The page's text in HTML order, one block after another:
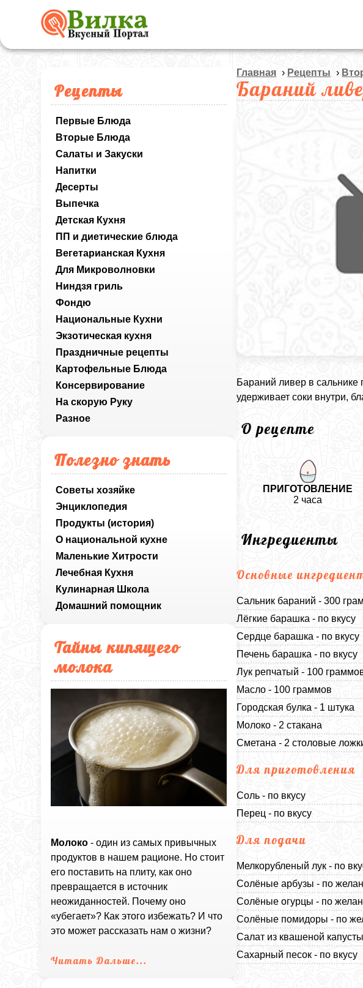
Рецепты
Первые Блюда
Вторые Блюда
Салаты и Закуски
Напитки
Десерты
Выпечка
Детская Кухня
ПП и диетические блюда
Вегетарианская Кухня
Для Микроволновки
Ниндзя гриль
Фондю
Национальные Кухни
Экзотическая кухня
Праздничные рецепты
Картофельные Блюда
Консервирование
На скорую Руку
Разное
Полезно знать
Советы хозяйке
Энциклопедия
Продукты (история)
О национальной кухне
Маленькие Хитрости
Лечебная Кухня
Кулинарная Школа
Домашний помощник
Тайны кипящего
молока
Молоко - один из самых привычных
продуктов в нашем рационе. Но стоит
его поставить на плиту, как оно
превращается в источник
неожиданностей. Почему оно
«убегает»? Как этого избежать? И что
это может рассказать нам о жизни?
Читать Дальше...
Главная › Рецепты ›
Бараний
Бараний ливер в
удерживает соки внутри,
О рецепте
ПРИГОТОВЛЕНИЕ
2 часа
Ингредиенты
Основные
Сальник бараний - 300
Лёгкие барашка - по вкусу
Сердце барашка - по вкусу
Печень барашка - по вкусу
Лук репчатый - 100
Масло - 100 граммов
Городская булка - 1 штука
Молоко - 2 стакана
Сметана - 2 столовые
Для приготовления
Соль - по вкусу
Перец - по вкусу
Для подачи
Мелкорубленый лук - по
Солёные арбузы - по
Солёные огурцы - по
Солёные помидоры - по
Салат из квашеной
Сахарный песок - по вкусу